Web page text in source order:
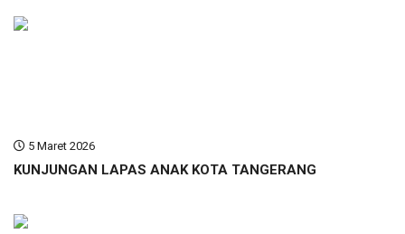
5 Maret 2026
KUNJUNGAN LAPAS ANAK KOTA TANGERANG